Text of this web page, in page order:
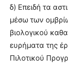
δ) Επειδή τα
μέσω των
βιολογικού
ευρήματα της
Πιλοτικού